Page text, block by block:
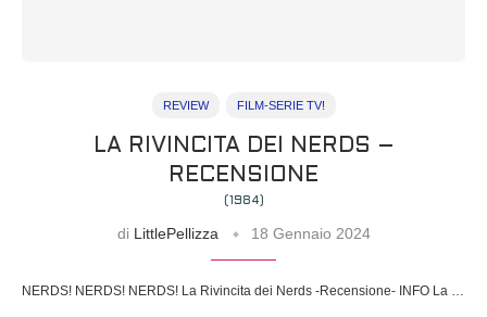
REVIEW FILM-SERIE TV!
LA RIVINCITA DEI NERDS –
RECENSIONE
(1984)
di LittlePellizza 18 Gennaio 2024
NERDS! NERDS! NERDS! La Rivincita dei Nerds -Recensione- INFO La …